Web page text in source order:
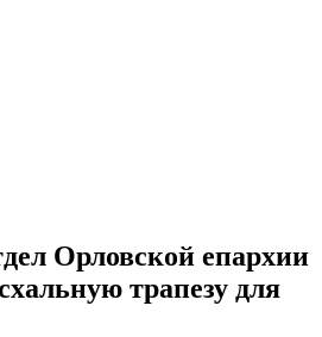
Орловской епархии
трапезу для